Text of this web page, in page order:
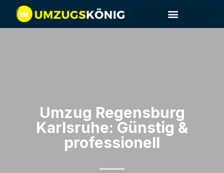
Umzug Regensburg​
Karlsruhe: Günstig &
professionell​